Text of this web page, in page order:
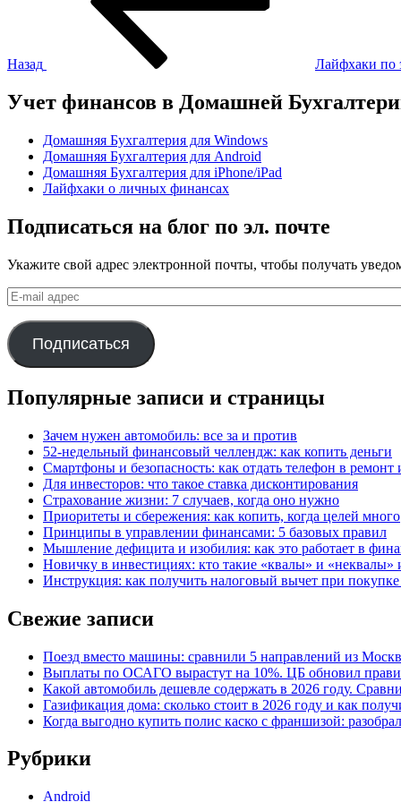
Назад Лайфхаки по
Учет финансов в Домашней
Домашняя Бухгалтерия для Windows
Домашняя Бухгалтерия для Android
Домашняя Бухгалтерия для iPhone/iPad
Лайфхаки о личных финансах
Подписаться на блог по эл. почте
Укажите свой адрес электронной почты, чтобы получать
E-
mail
адрес
Подписаться
Популярные записи и страницы
Зачем нужен автомобиль: все за и против
52-недельный финансовый челлендж: как копить деньги
Смартфоны и безопасность: как отдать телефон в ремонт
Для инвесторов: что такое ставка дисконтирования
Страхование жизни: 7 случаев, когда оно нужно
Приоритеты и сбережения: как копить, когда целей много
Принципы в управлении финансами: 5 базовых правил
Мышление дефицита и изобилия: как это работает в
Новичку в инвестициях: кто такие «квалы» и «неквалы»
Инструкция: как получить налоговый вычет при
Свежие записи
Поезд вместо машины: сравнили 5 направлений из
Выплаты по ОСАГО вырастут на 10%. ЦБ обновил
Какой автомобиль дешевле содержать в 2026 году.
Газификация дома: сколько стоит в 2026 году и как
Когда выгодно купить полис каско с франшизой:
Рубрики
Android